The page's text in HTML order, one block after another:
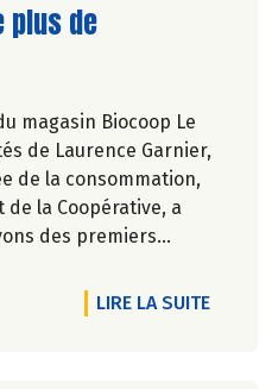
plus de
magasin Biocoop Le
de Laurence Garnier,
de la consommation,
la Coopérative, a
des premiers
LIRE LA SUITEDE